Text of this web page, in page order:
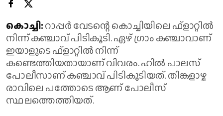
കൊച്ചി:റാപ്പര്‍ വേടന്റെ കൊച്ചിയിലെ ഫ്‌ളാറ്റില്‍
നിന്ന് കഞ്ചാവ് പിടികൂടി. ഏഴ് ​ഗ്രാം കഞ്ചാവാണ്
ഇയാളുടെ ഫ്ളാറ്റിൽ നിന്ന്
കണ്ടെത്തിയതായാണ് വിവരം. ഹില്‍ പാലസ്
പോലീസാണ് കഞ്ചാവ് പിടികൂടിയത്. തിങ്കളാഴ്ച
രാവിലെ പത്തോടെ ആണ് പോലീസ്
സ്ഥലത്തെത്തിയത്.